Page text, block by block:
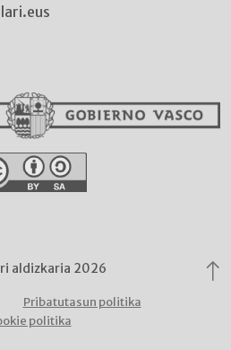
aldizkaria 2026
Pribatutasun politika
politika